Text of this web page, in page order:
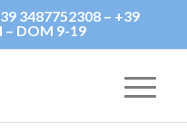
3487752308 – +39
– DOM 9-19